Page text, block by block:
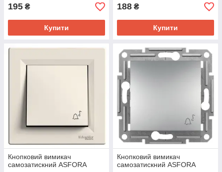
195 ₴
Купити
188 ₴
Купити
Кнопковий вимикач
самозатискний ASFORA
Кнопковий вимикач
самозатискний ASFORA